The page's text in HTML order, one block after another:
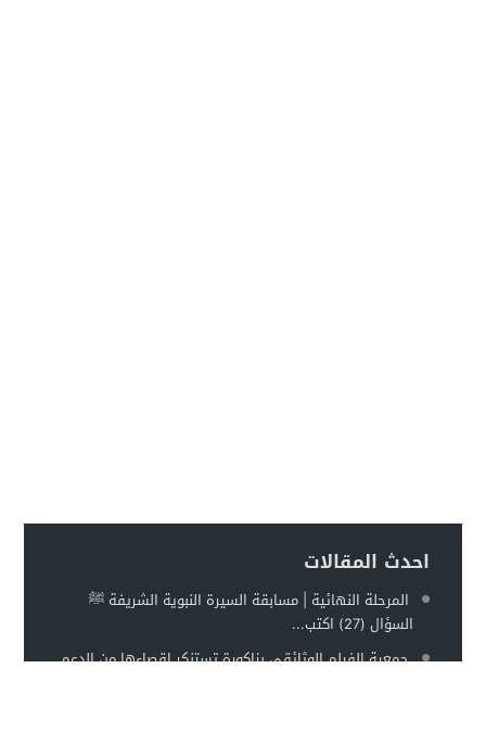
احدث المقالات
المرحلة النهائية | مسابقة السيرة النبوية الشريفة ﷺ
السؤال (27) اكتب...
جمعية الفيلم الوثائقي بزاكورة تستنكر إقصاءها من الدعم